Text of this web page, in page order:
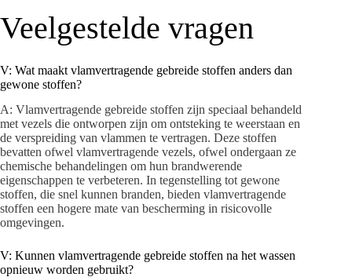
Veelgestelde vragen
V: Wat maakt vlamvertragende gebreide stoffen anders dan
gewone stoffen?
A: Vlamvertragende gebreide stoffen zijn speciaal behandeld
met vezels die ontworpen zijn om ontsteking te weerstaan ​​en
de verspreiding van vlammen te vertragen. Deze stoffen
bevatten ofwel vlamvertragende vezels, ofwel ondergaan ze
chemische behandelingen om hun brandwerende
eigenschappen te verbeteren. In tegenstelling tot gewone
stoffen, die snel kunnen branden, bieden vlamvertragende
stoffen een hogere mate van bescherming in risicovolle
omgevingen.
V: Kunnen vlamvertragende gebreide stoffen na het wassen
opnieuw worden gebruikt?